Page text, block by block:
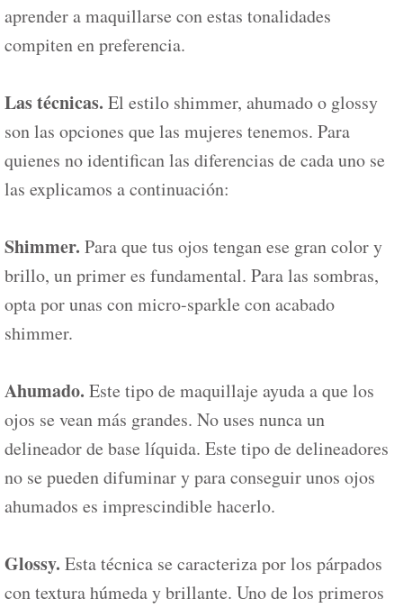
aprender a maquillarse con estas tonalidades
compiten en preferencia.
Las técnicas. El estilo shimmer, ahumado o glossy
son las opciones que las mujeres tenemos. Para
quienes no identifican las diferencias de cada uno se
las explicamos a continuación:
Shimmer. Para que tus ojos tengan ese gran color y
brillo, un primer es fundamental. Para las sombras,
opta por unas con micro-sparkle con acabado
shimmer.
Ahumado. Este tipo de maquillaje ayuda a que los
ojos se vean más grandes. No uses nunca un
delineador de base líquida. Este tipo de delineadores
no se pueden difuminar y para conseguir unos ojos
ahumados es imprescindible hacerlo.
Glossy. Esta técnica se caracteriza por los párpados
con textura húmeda y brillante. Uno de los primeros